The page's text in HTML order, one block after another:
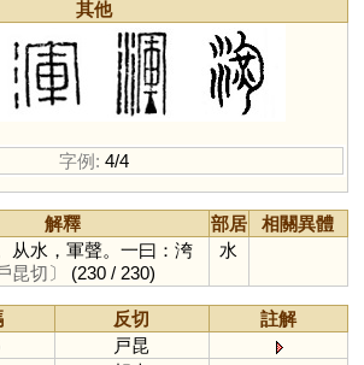
其他
字例: 4/4
解釋 部居
相關異體
从水，軍聲。一曰：洿
昆切〕 (230 / 230)
水
反切
註解
戸昆